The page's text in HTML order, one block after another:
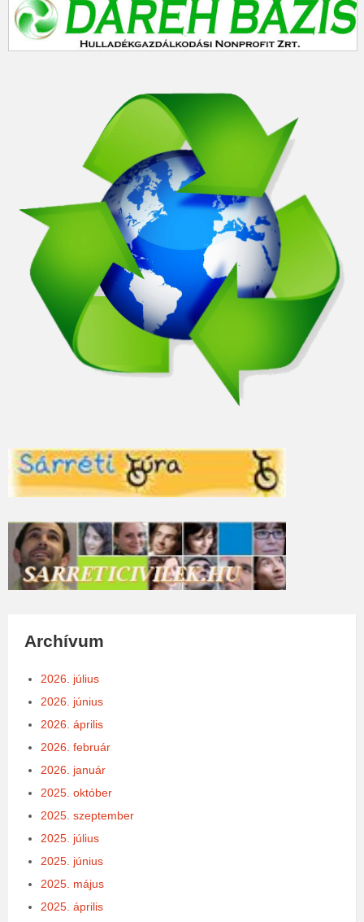
Archívum
2026. július
2026. június
2026. április
2026. február
2026. január
2025. október
2025. szeptember
2025. július
2025. június
2025. május
2025. április